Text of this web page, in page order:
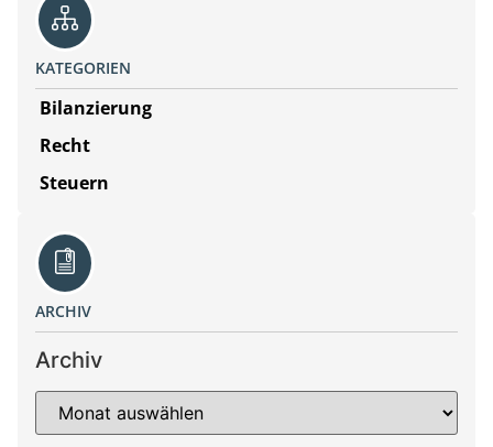
KATEGORIEN
Bilanzierung
Recht
Steuern
ARCHIV
Archiv